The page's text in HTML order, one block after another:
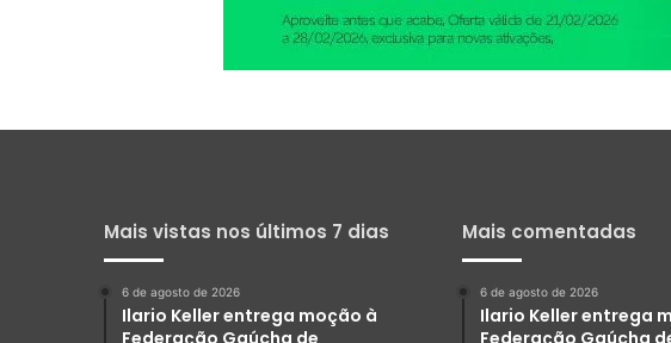
Mais vistas nos últimos 7 dias
6 de agosto de 2026
Ilario Keller entrega moção à
Mais comentadas
6 de agosto de 2026
Ilario Keller entrega